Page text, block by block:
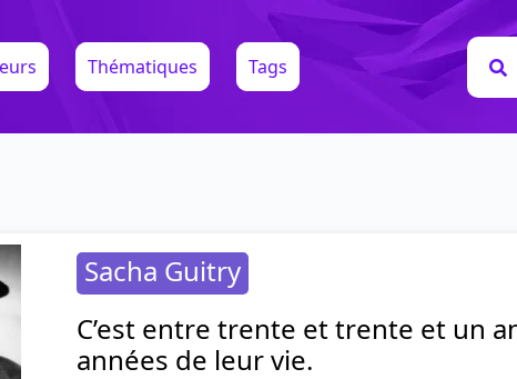
Thématiques Tags
Sacha Guitry
C’est entre trente et trente et un
années de leur vie.